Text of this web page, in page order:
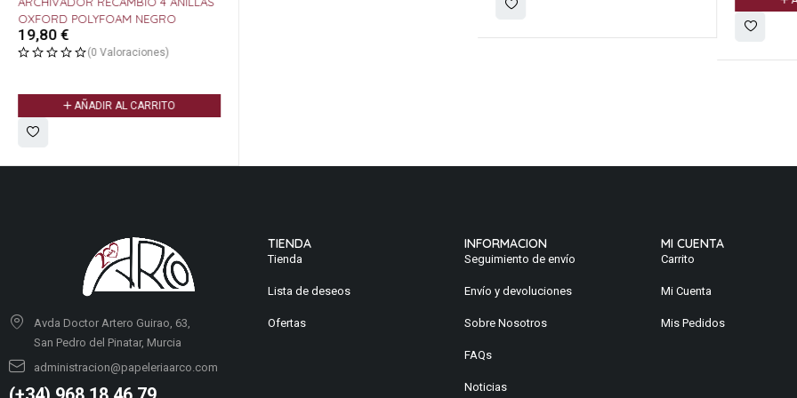
OXFORD POLYFOAM NEGRO
19,80 €
(0 Valoraciones)
AÑADIR AL CARRITO
Avda Doctor Artero Guirao, 63,
San Pedro del Pinatar, Murcia
administracion@papeleriaarco.com
TIENDA
Tienda
Lista de deseos
Ofertas
INFORMACION
Seguimiento de envío
Envío y devoluciones
Sobre Nosotros
FAQs
Noticias
MI CUENTA
Carrito
Mi Cuenta
Mis Pedidos